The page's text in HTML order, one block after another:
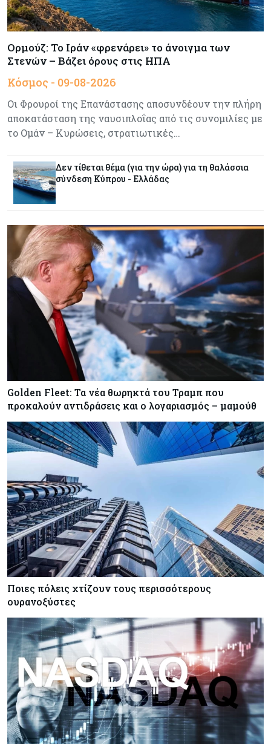
Κόσμος 08-08-2026
Οι πυρκαγιές κατακαίνε την Ευρώπη, αλλά οι
Γιατί οι κεντρικές τράπεζες αφήνουν τις αγορές
να «παίξουν μπάλα»
Κόσμος
Ποιες χώρες έχουν τα περισσότερα ρομπότ
και οι προκλήσεις
Κόσμος 08-08-2026
Πόσα ξοδεύει ο Λευκός Οίκος – Το κόστος
λειτουργίας για προσωπικό, υποδομές και
ασφάλεια
Market News 08-08-2026
Baker Tilly: Στην 7η θέση παγκοσμίως στις
M&A μεσαίας αγοράς
Κύπρος 08-08-2026
Πιο ισχυρό το κυπριακό διαβατήριο το 2026
Ενέργεια 08-08-2026
Meridiam–GSI: Τι προκύπτει – και τι όχι – από
την απάντηση της Κομισιόν
Ορμούζ: Το Ιράν «φρενάρει» το άνοιγμα των
Στενών – Βάζει όρους στις ΗΠΑ
Κόσμος - 09-08-2026
Οι Φρουροί της Επανάστασης αποσυνδέουν την πλήρη
αποκατάσταση της ναυσιπλοΐας από τις συνομιλίες με
το Ομάν – Κυρώσεις, στρατιωτικές…
Δεν τίθεται θέμα (για την ώρα) για τη θαλάσσια
σύνδεση Κύπρου - Ελλάδας
Golden Fleet: Τα νέα θωρηκτά του Τραμπ που
προκαλούν αντιδράσεις και ο λογαριασμός – μαμούθ
Ποιες πόλεις χτίζουν τους περισσότερους
ουρανοξύστες